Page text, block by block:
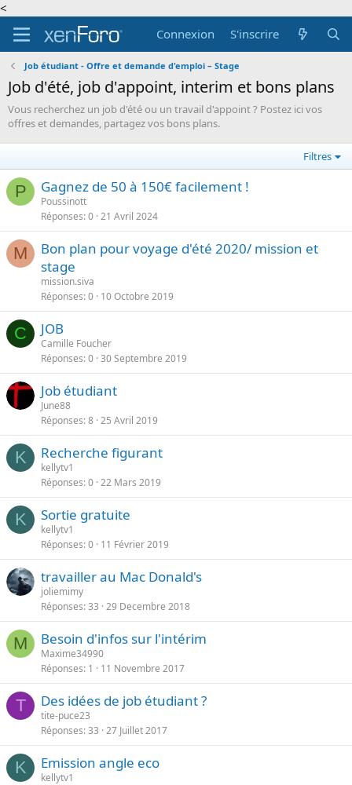
<
Connexion
S'inscrire
Job étudiant - Offre et demande d'emploi – Stage
Job d'été, job d'appoint, interim et bons plans
Vous recherchez un job d'été ou un travail d'appoint ? Postez ici vos
offres et demandes, partagez vos bons plans.
Filtres
P Gagnez de 50 à 150€ facilement !
Poussinott
Réponses 0 21 Avril 2024
M
Bon plan pour voyage d'été 2020/ mission et
stage
mission.siva
Réponses 0 10 Octobre 2019
C JOB
Camille Foucher
Réponses 0 30 Septembre 2019
Job étudiant
June88
Réponses 8 25 Avril 2019
K Recherche figurant
kellytv1
Réponses 0 22 Mars 2019
K Sortie gratuite
kellytv1
Réponses 0 11 Février 2019
travailler au Mac Donald's
joliemimy
Réponses 33 29 Decembre 2018
M Besoin d'infos sur l'intérim
Maxime34990
Réponses 1 11 Novembre 2017
T Des idées de job étudiant ?
tite-puce23
Réponses 33 27 Juillet 2017
K Emission angle eco
kellytv1